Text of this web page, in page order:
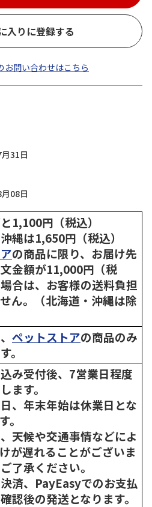
入りに登録する
お問い合わせはこちら
31日
08日
1,100円（税込）
縄は1,650円（税込）
の商品に限り、お届け先
金額が11,000円（税
合は、お客様の送料負担
ん。（北海道・沖縄は除
ペットストアの商品のみ
。
み受付後、7営業日程度
ます。
、年末年始は休業日とな
。
天候や交通事情などによ
が遅れることがございま
了承ください。
済、PayEasyでのお支払
認後の発送となります。